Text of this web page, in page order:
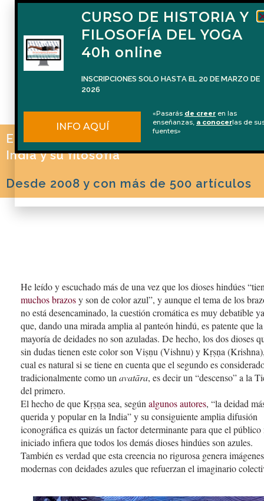
El blog de Naren Herrero sobre Yoga, la
India y su filosofía
Desde 2008 y con más de 500 artículos
He leído y escuchado más de una vez que los dioses hindúes
muchos brazosy son de color azul”, y aunque el tema de los
no está desencaminado, la cuestión cromática es muy debatible ya
que, dando una mirada amplia al panteón hindú, es patente que la
mayoría de deidades no son azuladas. De hecho, los dos dioses
sin dudas tienen este color son Viṣṇu (Vishnu) y Kṛṣṇa
cual es natural si se tiene en cuenta que el segundo es
tradicionalmente como un avatāra, es decir un “descenso” a la
del primero.
El hecho de que Kṛṣṇa sea, según algunos autores, “la deidad
querida y popular en la India” y su consiguiente amplia difusión
iconográfica es quizás un factor determinante para que el público
iniciado infiera que todos los demás dioses hindúes son azules.
También es verdad que esta creencia no rigurosa genera imágenes
modernas con deidades azules que refuerzan el imaginario
CURSO DE HISTORIA Y
FILOSOFÍA DEL YOGA
40h online
INSCRIPCIONES SOLO HASTA EL 20 DE MARZO DE
2026
INFO AQUÍ
«Pasarás de creer en las
enseñanzas, a conocerlas de
fuentes»